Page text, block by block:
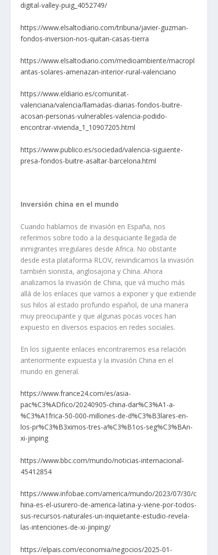
digital-valley-puig_4052749/
https://www.elsaltodiario.com/tribuna/javier-guzman-
fondos-inversion-nos-quitan-casas-tierra
https://www.elsaltodiario.com/medioambiente/macropl
antas-solares-amenazan-interior-rural-valenciano
https://www.eldiario.es/comunitat-
valenciana/valencia/llamadas-diarias-fondos-buitre-
acosan-personas-vulnerables-valencia-podido-
encontrar-vivienda_1_10907205.html
https://www.publico.es/sociedad/valencia-siguiente-
presa-fondos-buitre-asaltar-barcelona.html
Inversión china en el mundo
Cuando hablamos de invasión en España, nos
referimos sobre todo a la desquiciante llegada de
inmigrantes irregulares desde Africa. No obstante
desde esta plataforma RLOV, reivindicamos la invasión
también sionista, anglosajona y China. Ahora
analizamos la invasión de China, que vá mucho más
allá de los enlaces que vamos a exponer y que extiende
sus hilos al estado profundo español, de una manera
muy preocupante y que algunas pocas voces han
expuesto en diversos espacios en redes sociales.
En los siguiente enlaces encontraremos esa relación
anteriormente expuesta y la invasión China en el
mundo en general.
https://www.france24.com/es/asia-
pac%C3%ADfico/20240905-china-dar%C3%A1-a-
%C3%A1frica-50-000-millones-de-d%C3%B3lares-en-
los-pr%C3%B3ximos-tres-a%C3%B1os-seg%C3%BAn-
xi-jinping
https://www.bbc.com/mundo/noticias-internacional-
45412854
https://www.infobae.com/america/mundo/2023/07/30/c
hina-es-el-usurero-de-america-latina-y-viene-por-todos-
sus-recursos-naturales-un-inquietante-estudio-revela-
las-intenciones-de-xi-jinping/
https://elpais.com/economia/negocios/2025-01-